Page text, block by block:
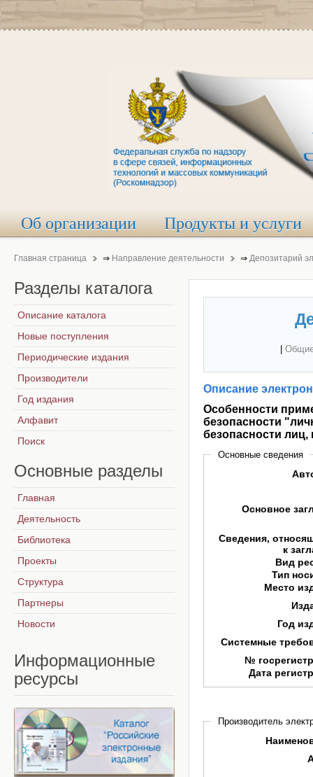
Об организации Продукты и услуги
Главная страница ⇒ Направление деятельности ⇒ Депозитарий
Описание
Особенности
безопасности
безопасности
Основные сведения
Основное
Сведения,
к
Вид
Тип
Место
Год
Системные
№
Дата
Производитель
Разделы каталога
Описание каталога
Новые поступления
Периодические издания
Производители
Год издания
Алфавит
Поиск
Основные разделы
Главная
Деятельность
Библиотека
Проекты
Структура
Партнеры
Новости
Информационные
ресурсы